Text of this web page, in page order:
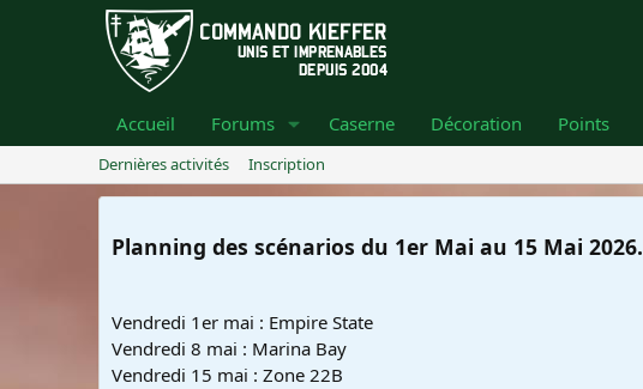
Accueil Forums Caserne Décoration Points
Dernières activités Inscription
Planning des scénarios du 1er Mai au 15 Mai 2026.
Vendredi 1er mai : Empire State
Vendredi 8 mai : Marina Bay
Vendredi 15 mai : Zone 22B